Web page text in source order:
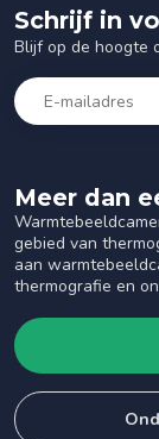
Meer dan
gebied van
aan
thermografie en
Schrijf in
Blijf op de hoogte